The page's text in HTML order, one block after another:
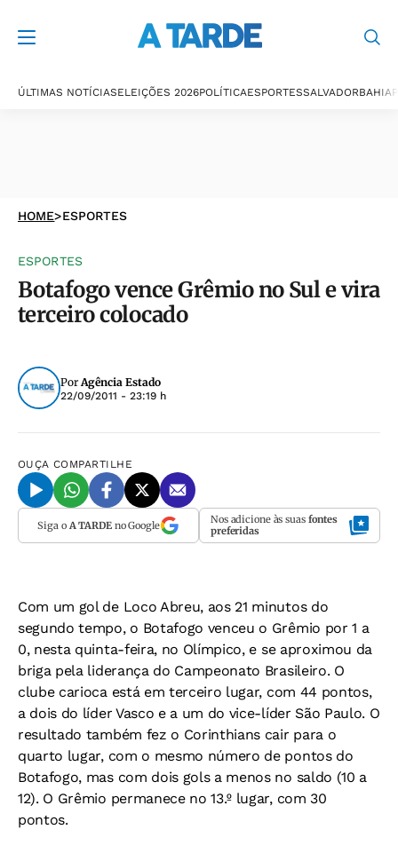
ÚLTIMAS NOTÍCIASELEIÇÕES 2026POLÍTICAESPORTESSALVADORBAHIA
HOME>ESPORTES
ESPORTES
Botafogo vence Grêmio no Sul e vira
terceiro colocado
PorAgência Estado
22/09/2011 - 23:19 h
OUÇA COMPARTILHE
Siga o A TARDEno Google Nos adicione às suas fontes
preferidas
Com um gol de Loco Abreu, aos 21 minutos do
segundo tempo, o Botafogo venceu o Grêmio por 1 a
0, nesta quinta-feira, no Olímpico, e se aproximou da
briga pela liderança do Campeonato Brasileiro. O
clube carioca está em terceiro lugar, com 44 pontos,
a dois do líder Vasco e a um do vice-líder São Paulo. O
resultado também fez o Corinthians cair para o
quarto lugar, com o mesmo número de pontos do
Botafogo, mas com dois gols a menos no saldo (10 a
12). O Grêmio permanece no 13.º lugar, com 30
pontos.